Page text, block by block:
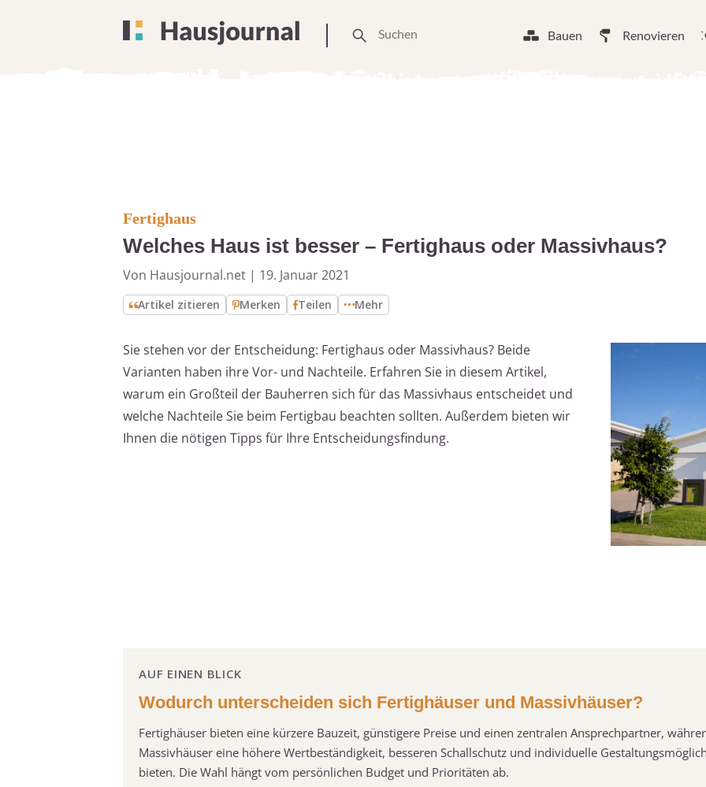
Bauen Renovieren
Fertighaus
Welches Haus ist besser – Fertighaus oder Massivhaus?
Von Hausjournal.net | 19. Januar 2021
Artikel zitieren Merken Teilen Mehr
Sie stehen vor der Entscheidung: Fertighaus oder Massivhaus? Beide
Varianten haben ihre Vor- und Nachteile. Erfahren Sie in diesem Artikel,
warum ein Großteil der Bauherren sich für das Massivhaus entscheidet und
welche Nachteile Sie beim Fertigbau beachten sollten. Außerdem bieten wir
Ihnen die nötigen Tipps für Ihre Entscheidungsfindung.
AUF EINEN BLICK
Wodurch unterscheiden sich Fertighäuser und Massivhäuser?
Fertighäuser bieten eine kürzere Bauzeit, günstigere Preise und einen zentralen Ansprechpartner,
Massivhäuser eine höhere Wertbeständigkeit, besseren Schallschutz und individuelle
bieten. Die Wahl hängt vom persönlichen Budget und Prioritäten ab.